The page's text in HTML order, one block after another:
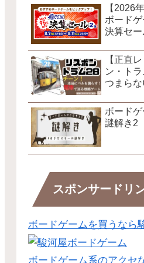
【2026
ボードゲ
決算セー
【正直
ン・ト
つまら
ボード
謎解き2
スポンサードリ
ボードゲームを買うなら
ボードゲーム系のアクセ